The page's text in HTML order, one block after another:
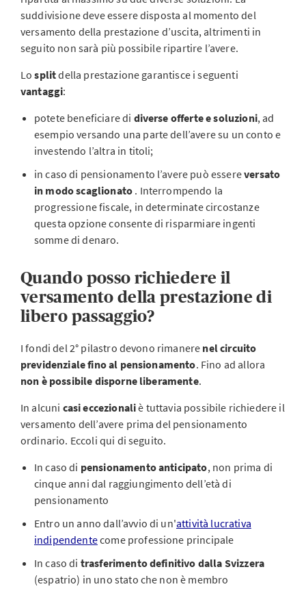
suddivisione deve essere disposta al momento del
versamento della prestazione d’uscita, altrimenti in
seguito non sarà più possibile ripartire l’avere.
Losplitdella prestazione garantisce i seguenti
vantaggi:
potete beneficiare di diverse offerte e soluzioni, ad
esempio versando una parte dell’avere su un conto e
investendo l’altra in titoli;
in caso di pensionamento l’avere può essereversato
in modo scaglionato . Interrompendo la
progressione fiscale, in determinate circostanze
questa opzione consente di risparmiare ingenti
somme di denaro.
Quando posso richiedere il
versamento della prestazione di
libero passaggio?
I fondi del 2° pilastro devono rimanere nel circuito
previdenziale fino al pensionamento. Fino ad allora
non è possibile disporne liberamente.
In alcuni casi eccezionaliè tuttavia possibile richiedere il
versamento dell’avere prima del pensionamento
ordinario. Eccoli qui di seguito.
In caso di pensionamento anticipato, non prima di
cinque anni dal raggiungimento dell’età di
pensionamento
Entro un anno dall’avvio di un'attività lucrativa
indipendentecome professione principale
In caso di trasferimento definitivo dalla Svizzera
(espatrio) in uno stato che non è membro